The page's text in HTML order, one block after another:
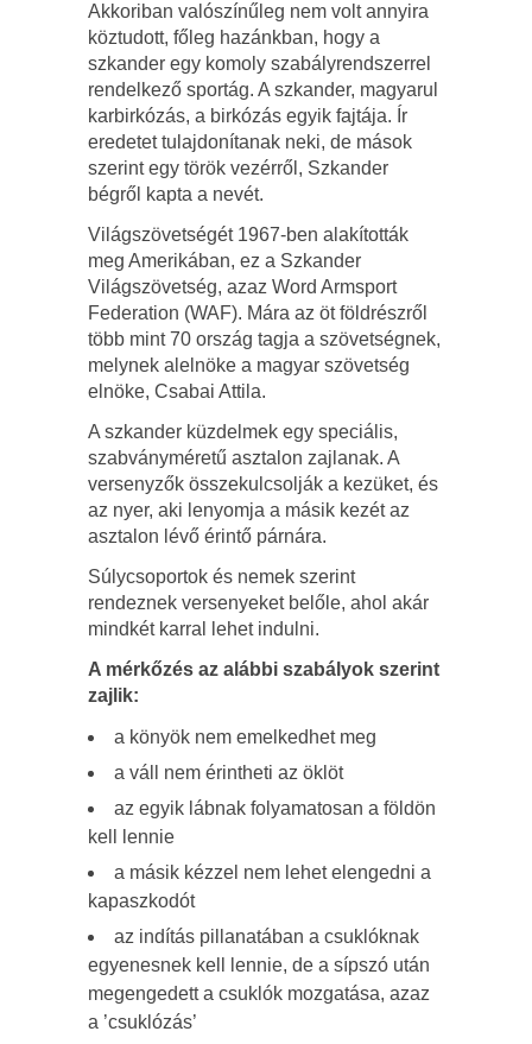
Akkoriban valószínűleg nem volt annyira
köztudott, főleg hazánkban, hogy a
szkander egy komoly szabályrendszerrel
rendelkező sportág. A szkander, magyarul
karbirkózás, a birkózás egyik fajtája. Ír
eredetet tulajdonítanak neki, de mások
szerint egy török vezérről, Szkander
bégről kapta a nevét.
Világszövetségét 1967-ben alakították
meg Amerikában, ez a Szkander
Világszövetség, azaz Word Armsport
Federation (WAF). Mára az öt földrészről
több mint 70 ország tagja a szövetségnek,
melynek alelnöke a magyar szövetség
elnöke, Csabai Attila.
A szkander küzdelmek egy speciális,
szabványméretű asztalon zajlanak. A
versenyzők összekulcsolják a kezüket, és
az nyer, aki lenyomja a másik kezét az
asztalon lévő érintő párnára.
Súlycsoportok és nemek szerint
rendeznek versenyeket belőle, ahol akár
mindkét karral lehet indulni.
A mérkőzés az alábbi szabályok szerint
zajlik:
a könyök nem emelkedhet meg
a váll nem érintheti az öklöt
az egyik lábnak folyamatosan a földön
kell lennie
a másik kézzel nem lehet elengedni a
kapaszkodót
az indítás pillanatában a csuklóknak
egyenesnek kell lennie, de a sípszó után
megengedett a csuklók mozgatása, azaz
a ’csuklózás’